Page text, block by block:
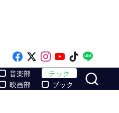
Like on Facebook
Follow on x
Follow on
Follow on
Follow
音楽部
映画部
テック
ブック